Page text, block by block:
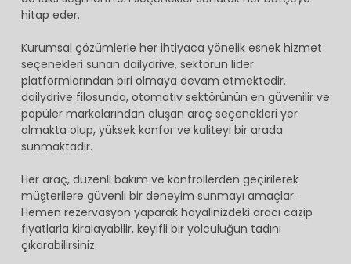
hitap eder.
Kurumsal çözümlerle her ihtiyaca yönelik esnek hizmet
seçenekleri sunan dailydrive, sektörün lider
platformlarından biri olmaya devam etmektedir.
dailydrive filosunda, otomotiv sektörünün en güvenilir ve
popüler markalarından oluşan araç seçenekleri yer
almakta olup, yüksek konfor ve kaliteyi bir arada
sunmaktadır.
Her araç, düzenli bakım ve kontrollerden geçirilerek
müşterilere güvenli bir deneyim sunmayı amaçlar.
Hemen rezervasyon yaparak hayalinizdeki aracı cazip
fiyatlarla kiralayabilir, keyifli bir yolculuğun tadını
çıkarabilirsiniz.